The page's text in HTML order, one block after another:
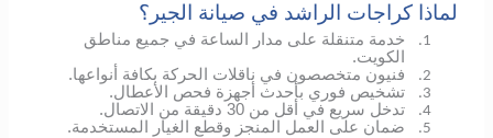
لماذا كراجات الراشد في صيانة الجير؟
1.
خدمة متنقلة على مدار الساعة في جميع مناطق
الكويت.
2. فنيون متخصصون في ناقلات الحركة بكافة أنواعها.
3. تشخيص فوري بأحدث أجهزة فحص الأعطال.
4. تدخل سريع في أقل من 30 دقيقة من الاتصال.
5. ضمان على العمل المنجز وقطع الغيار المستخدمة.